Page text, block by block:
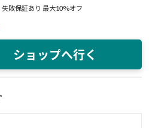
失敗保証あり 最大10%オフ
ショップへ行く